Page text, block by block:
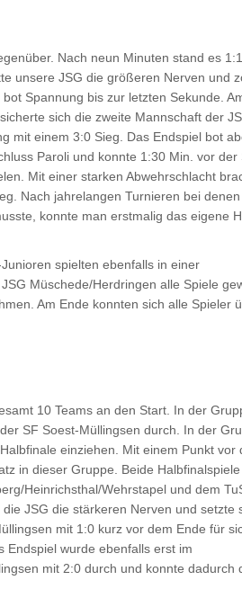
Nach neun Minuten stand es
unsere JSG die größeren Nerven und
Spannung bis zur letzten Sekunde.
sich die zweite Mannschaft der
mit einem 3:0 Sieg. Das Endspiel bot
Paroli und konnte 1:30 Min. vor der
Mit einer starken Abwehrschlacht
Nach jahrelangen Turnieren bei
konnte man erstmalig das eigene
spielten ebenfalls in einer
Müschede/Herdringen alle Spiele
Am Ende konnten sich alle Spieler
10 Teams an den Start. In der
SF Soest-Müllingsen durch. In der
einziehen. Mit einem Punkt vor
in dieser Gruppe. Beide
Heinrichsthal/Wehrstapel und dem
JSG die stärkeren Nerven und setzte
mit 1:0 kurz vor dem Ende für
Endspiel wurde ebenfalls erst im
mit 2:0 durch und konnte dadurch